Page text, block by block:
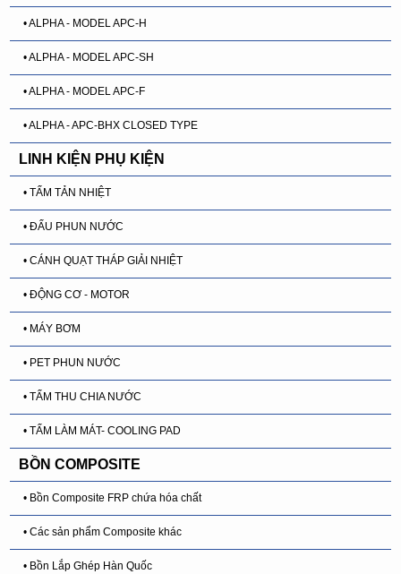
• ALPHA - MODEL APC-H
• ALPHA - MODEL APC-SH
• ALPHA - MODEL APC-F
• ALPHA - APC-BHX CLOSED TYPE
LINH KIỆN PHỤ KIỆN
• TẤM TẢN NHIỆT
• ĐẤU PHUN NƯỚC
• CÁNH QUẠT THÁP GIẢI NHIỆT
• ĐỘNG CƠ - MOTOR
• MÁY BƠM
• PET PHUN NƯỚC
• TẤM THU CHIA NƯỚC
• TẤM LÀM MÁT- COOLING PAD
BỒN COMPOSITE
• Bồn Composite FRP chứa hóa chất
• Các sản phẩm Composite khác
• Bồn Lắp Ghép Hàn Quốc